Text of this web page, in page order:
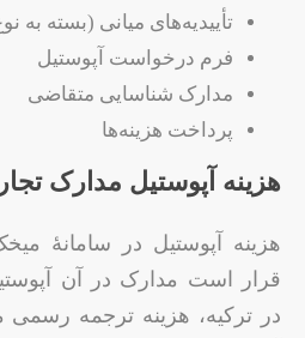
تأییدیه‌های میانی (بسته به
فرم درخواست آپوستیل
مدارک شناسایی متقاضی
پرداخت هزینه‌ها
هزینه آپوستیل مدارک
هزینه‌ آپوستیل در سامانهٔ
قرار است مدارک در آن